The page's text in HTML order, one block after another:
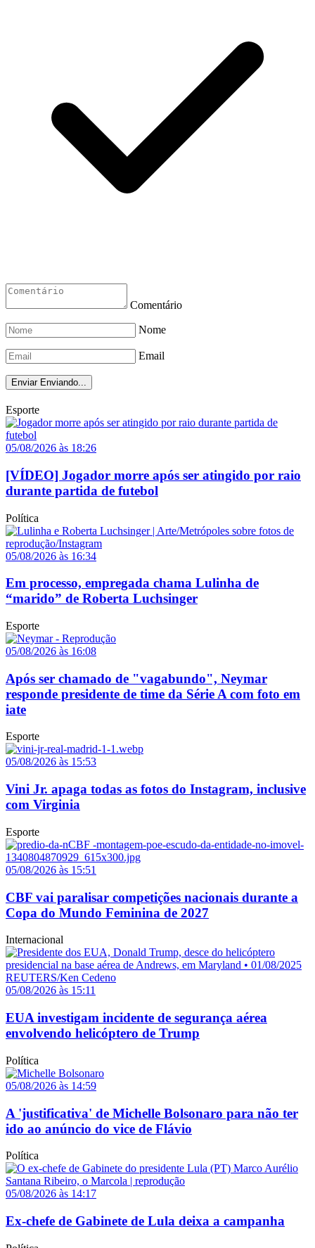
Comentário
Nome
Email
Enviar Enviando...
Esporte
05/08/2026 às 18:26
[VÍDEO] Jogador morre após ser atingido por raio
durante partida de futebol
Política
05/08/2026 às 16:34
Em processo, empregada chama Lulinha de
“marido” de Roberta Luchsinger
Esporte
05/08/2026 às 16:08
Após ser chamado de "vagabundo", Neymar
responde presidente de time da Série A com foto em
iate
Esporte
05/08/2026 às 15:53
Vini Jr. apaga todas as fotos do Instagram, inclusive
com Virginia
Esporte
05/08/2026 às 15:51
CBF vai paralisar competições nacionais durante a
Copa do Mundo Feminina de 2027
Internacional
05/08/2026 às 15:11
EUA investigam incidente de segurança aérea
envolvendo helicóptero de Trump
Política
05/08/2026 às 14:59
A 'justificativa' de Michelle Bolsonaro para não ter
ido ao anúncio do vice de Flávio
Política
05/08/2026 às 14:17
Ex-chefe de Gabinete de Lula deixa a campanha